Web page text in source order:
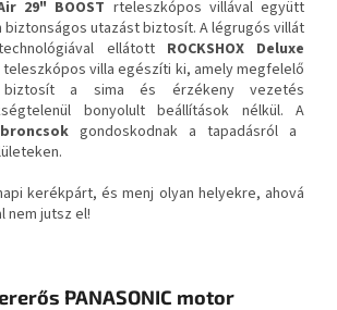
29" BOOST rteleszkópos villával együtt
utazást biztosít. A légrugós villát
ellátott ROCKSHOX Deluxe
villa egészíti ki, amely megfelelő
biztosít a sima és érzékeny vezetés
bonyolult beállítások nélkül. A
gondoskodnak a tapadásról a
kerékpárt, és menj olyan helyekre, ahová
nem jutsz el!
PANASONIC motor